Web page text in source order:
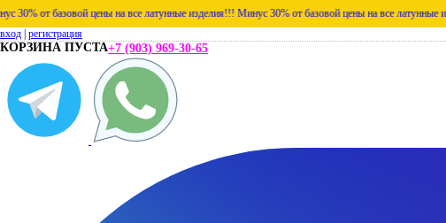
цены на все латунные изделия!!! Минус 30% от базовой цены на все латунные изделия!!!
вход регистрация
КОРЗИНА ПУСТА+7 (903) 969-30-65